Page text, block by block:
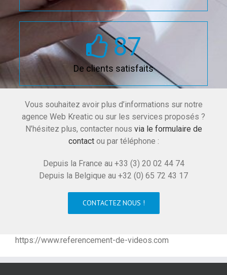
87
De clients satisfaits
Vous souhaitez avoir plus d’informations sur notre
agence Web Kreatic ou sur les services proposés ?
N’hésitez plus, contacter nous via le formulaire de
contactou par téléphone :
Depuis la France au +33 (3) 20 02 44 74
Depuis la Belgique au +32 (0) 65 72 43 17
CONTACTEZ NOUS !
https://www.referencement-de-videos.com